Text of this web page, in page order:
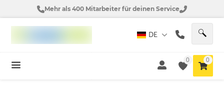
Mehr als 400 Mitarbeiter für deinen Service
DE
0 0